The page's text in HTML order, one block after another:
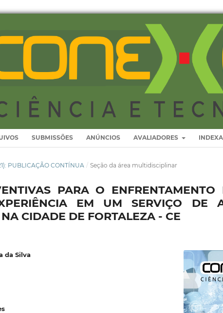
SUBMISSÕES ANÚNCIOS AVALIADORES
PUBLICAÇÃO CONTÍNUA / Seção da área multidisciplinar
PARA O ENFRENTAMENTO
EM UM SERVIÇO DE
CIDADE DE FORTALEZA - CE
da Silva